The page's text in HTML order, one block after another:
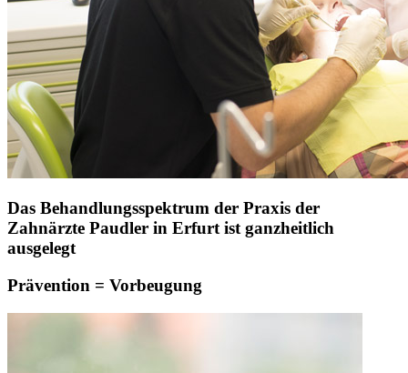
Das Behandlungsspektrum der Praxis der
Zahnärzte Paudler in Erfurt ist ganzheitlich
ausgelegt
Prävention = Vorbeugung